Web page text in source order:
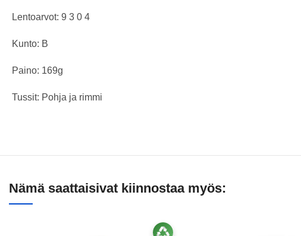
Lentoarvot: 9 3 0 4
Kunto: B
Paino: 169g
Tussit: Pohja ja rimmi
Nämä saattaisivat kiinnostaa myös: